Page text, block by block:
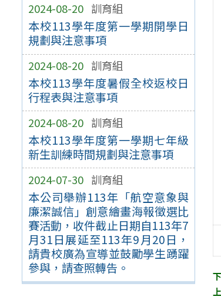
2024-08-20 訓育組
本校113學年度第一學期開學日
規劃與注意事項
2024-08-20 訓育組
本校113學年度暑假全校返校日
行程表與注意事項
2024-08-20 訓育組
本校113學年度第一學期七年級
新生訓練時間規劃與注意事項
2024-07-30 訓育組
本公司舉辦113年「航空意象與
廉潔誠信」創意繪畫海報徵選比
賽活動，收件截止日期自113年7
月31日展延至113年9月20日，
請貴校廣為宣導並鼓勵學生踴躍
參與，請查照轉告。